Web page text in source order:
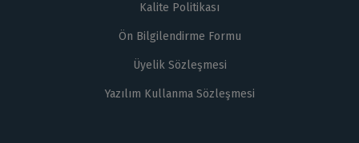
Kalite Politikası
Ön Bilgilendirme Formu
Üyelik Sözleşmesi
Yazılım Kullanma Sözleşmesi